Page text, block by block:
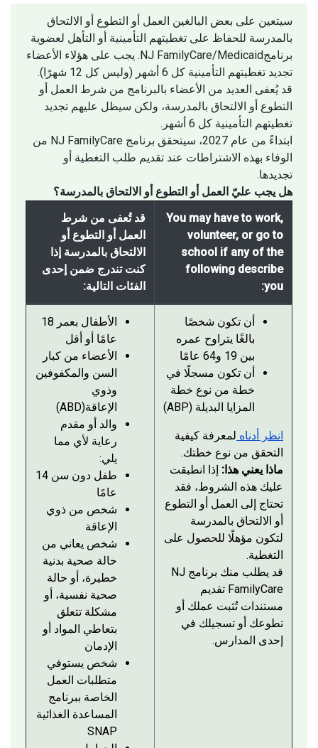
سيتعين على بعض البالغين العمل أو التطوع أو الالتحاق
بالمدرسة للحفاظ على تغطيتهم التأمينية أو التأهل لعضوية
برنامجNJ FamilyCare/Medicaid. يجب على هؤلاء الأعضاء
تجديد تغطيتهم التأمينية كل 6 أشهر (وليس كل 12 شهرًا).
قد يُعفى العديد من الأعضاء بالبرنامج من شرط العمل أو
التطوع أو الالتحاق بالمدرسة، ولكن سيظل عليهم تجديد
تغطيتهم التأمينية كل 6 أشهر.
ابتداءً من عام 2027، سيتحقق برنامج NJ FamilyCare من
الوفاء بهذه الاشتراطات عند تقديم طلب التغطية أو
تجديدها.
هل يجب عليّ العمل أو التطوع أو الالتحاق بالمدرسة؟
You may have to work,
volunteer, or go to
school if any of the
following describe
you:
قد تُعفى من شرط
العمل أو التطوع أو
الالتحاق بالمدرسة إذا
كنت تندرج ضمن إحدى
الفئات التالية:
أن تكون شخصًا
بالغًا يتراوح عمره
بين 19 و64 عامًا
أن تكون مسجلًا في
خطة من نوع خطة
المزايا البديلة (ABP)
انظر أدناه لمعرفة كيفية
التحقق من نوع خطتك.
ماذا يعني هذا: إذا انطبقت
عليك هذه الشروط، فقد
تحتاج إلى العمل أو التطوع
أو الالتحاق بالمدرسة
لتكون مؤهلًا للحصول على
التغطية.
قد يطلب منك برنامج NJ
FamilyCare تقديم
مستندات تُثبت عملك أو
تطوعك أو تسجيلك في
إحدى المدارس.
الأطفال بعمر 18
عامًا أو أقل
الأعضاء من كبار
السن والمكفوفين
وذوي
الإعاقة(ABD)
والد أو مقدم
رعاية لأي مما
يلي:
طفل دون سن 14
عامًا
شخص من ذوي
الإعاقة
شخص يعاني من
حالة صحية بدنية
خطيرة، أو حالة
صحية نفسية، أو
مشكلة تتعلق
بتعاطي المواد أو
الإدمان
شخص يستوفي
متطلبات العمل
الخاصة ببرنامج
المساعدة الغذائية
SNAP